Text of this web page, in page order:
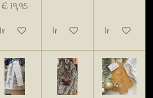
€ 19,95
In winkelwagen In winkelwagen In